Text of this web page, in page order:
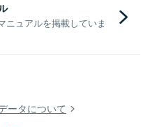
ニュアルを掲載していま
ータについて